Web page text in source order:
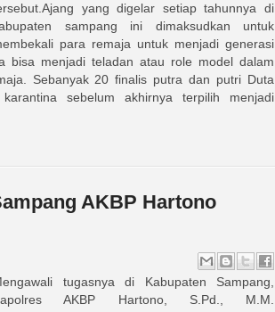
yang digelar setiap tahunnya di
sampang ini dimaksudkan untuk
para remaja untuk menjadi generasi
bisa menjadi teladan atau role model dalam
Sebanyak 20 finalis putra dan putri Duta
sebelum akhirnya terpilih menjadi
AKBP Hartono
tugasnya di Kabupaten Sampang,
AKBP Hartono, S.Pd., M.M.